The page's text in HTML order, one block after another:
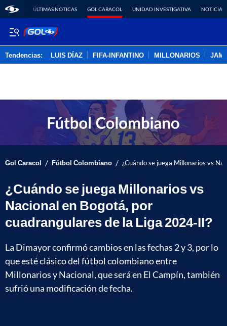
ÚLTIMAS NOTICAS GOL CARACOL UNIDAD INVESTIGATIVA NOTICIAS
Tendencias: LUIS DÍAZ FIFA-INFANTINO MILLONARIOS
Gol Caracol / Fútbol Colombiano / ¿Cuándo se juega Millonarios vs
¿Cuándo se juega Millonarios vs
Nacional en Bogotá, por
cuadrangulares de la Liga 2024-II?
La Dimayor confirmó cambios en las fechas 2 y 3, por lo
que esté clásico del fútbol colombiano entre
Millonarios y Nacional, que será en El Campín, también
sufrió una modificación de fecha.